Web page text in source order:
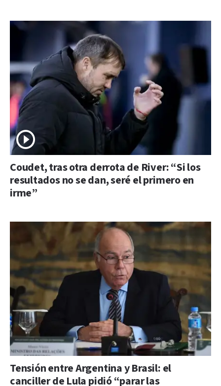
Coudet, tras otra derrota de River: “Si los
resultados no se dan, seré el primero en
irme”
Tensión entre Argentina y Brasil: el
canciller de Lula pidió “parar las